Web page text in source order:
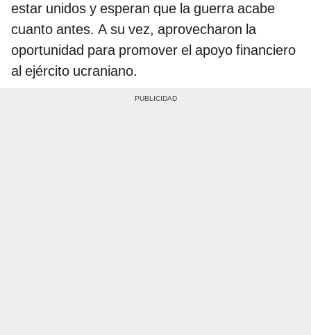
estar unidos y esperan que la guerra acabe
cuanto antes. A su vez, aprovecharon la
oportunidad para promover el apoyo financiero
al ejército ucraniano.